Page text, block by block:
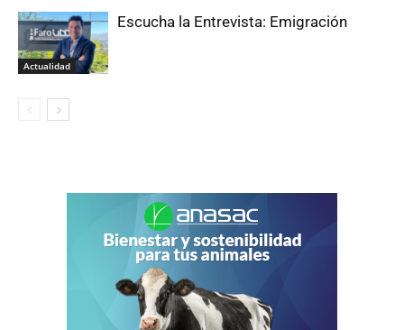
Actualidad
Escucha la Entrevista: Emigración